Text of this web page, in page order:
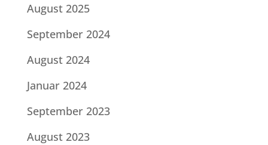
August 2025
September 2024
August 2024
Januar 2024
September 2023
August 2023